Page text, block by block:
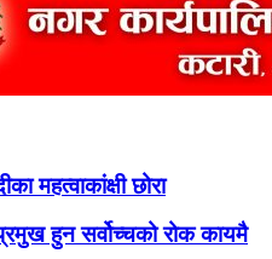
महत्वाकांक्षी छोरा
हुन सर्वोच्चको रोक कायमै